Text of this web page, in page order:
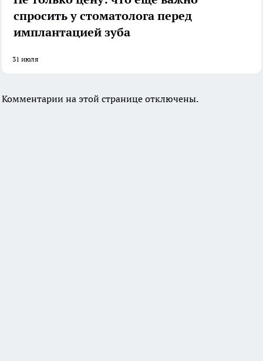
спросить у стоматолога перед
имплантацией зуба
31 июля
Комментарии на этой странице отключены.